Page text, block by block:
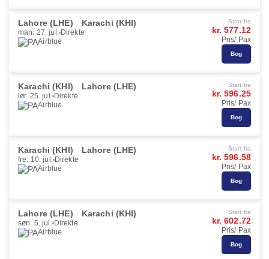
Lahore (LHE) Karachi (KHI)
man. 27. jul. Direkte
Airblue
Start fra
kr. 577.12
Pris/ Pax
Bog
Karachi (KHI) Lahore (LHE)
lør. 25. jul. Direkte
Airblue
Start fra
kr. 596.25
Pris/ Pax
Bog
Karachi (KHI) Lahore (LHE)
fre. 10. jul. Direkte
Airblue
Start fra
kr. 596.58
Pris/ Pax
Bog
Lahore (LHE) Karachi (KHI)
søn. 5. jul. Direkte
Airblue
Start fra
kr. 602.72
Pris/ Pax
Bog